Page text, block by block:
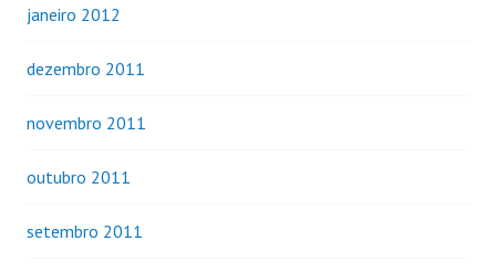
janeiro 2012
dezembro 2011
novembro 2011
outubro 2011
setembro 2011